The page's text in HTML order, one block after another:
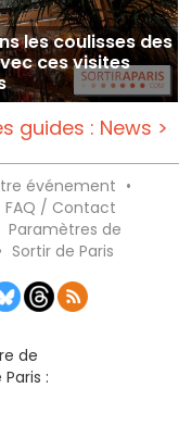
les coulisses des
ces visites
guides : News >
événement •
FAQ / Contact
Paramètres de
Sortir de Paris
de
: